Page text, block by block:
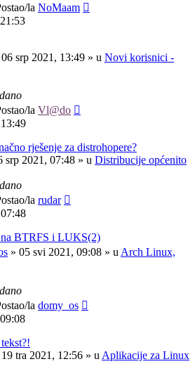
la NoMaam
06 srp 2021, 13:49 » u Novi korisnici -
la Vl@do
rješenje za distrohopere?
srp 2021, 07:48 » u Distribucije općenito
la rudar
BTRFS i LUKS(2)
» 05 svi 2021, 09:08 » u Arch Linux,
la domy_os
19 tra 2021, 12:56 » u Aplikacije za Linux